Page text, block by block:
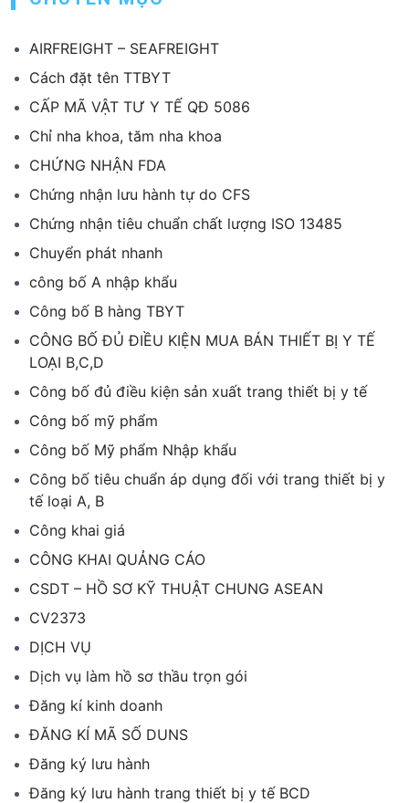
AIRFREIGHT – SEAFREIGHT
Cách đặt tên TTBYT
CẤP MÃ VẬT TƯ Y TẾ QĐ 5086
Chỉ nha khoa, tăm nha khoa
CHỨNG NHẬN FDA
Chứng nhận lưu hành tự do CFS
Chứng nhận tiêu chuẩn chất lượng ISO 13485
Chuyển phát nhanh
công bố A nhập khẩu
Công bố B hàng TBYT
CÔNG BỐ ĐỦ ĐIỀU KIỆN MUA BÁN THIẾT BỊ Y TẾ
LOẠI B,C,D
Công bố đủ điều kiện sản xuất trang thiết bị y tế
Công bố mỹ phẩm
Công bố Mỹ phẩm Nhập khẩu
Công bố tiêu chuẩn áp dụng đối với trang thiết bị y
tế loại A, B
Công khai giá
CÔNG KHAI QUẢNG CÁO
CSDT – HỒ SƠ KỸ THUẬT CHUNG ASEAN
CV2373
DỊCH VỤ
Dịch vụ làm hồ sơ thầu trọn gói
Đăng kí kinh doanh
ĐĂNG KÍ MÃ SỐ DUNS
Đăng ký lưu hành
Đăng ký lưu hành trang thiết bị y tế BCD